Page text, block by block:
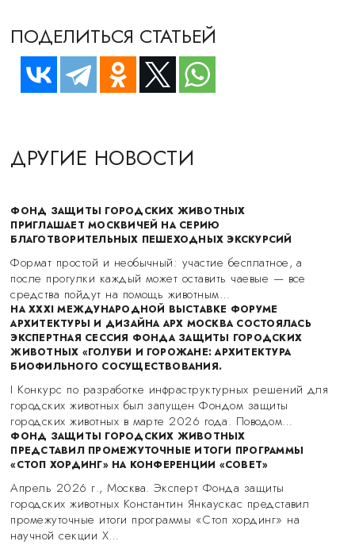
ПОДЕЛИТЬСЯ СТАТЬЕЙ
ДРУГИЕ НОВОСТИ
ФОНД ЗАЩИТЫ ГОРОДСКИХ ЖИВОТНЫХ
ПРИГЛАШАЕТ МОСКВИЧЕЙ НА СЕРИЮ
БЛАГОТВОРИТЕЛЬНЫХ ПЕШЕХОДНЫХ ЭКСКУРСИЙ
Формат простой и необычный: участие бесплатное, а
после прогулки каждый может оставить чаевые — все
средства пойдут на помощь животным…
НА XXXI МЕЖДУНАРОДНОЙ ВЫСТАВКЕ ФОРУМЕ
АРХИТЕКТУРЫ И ДИЗАЙНА АРХ МОСКВА СОСТОЯЛАСЬ
ЭКСПЕРТНАЯ СЕССИЯ ФОНДА ЗАЩИТЫ ГОРОДСКИХ
ЖИВОТНЫХ «ГОЛУБИ И ГОРОЖАНЕ: АРХИТЕКТУРА
БИОФИЛЬНОГО СОСУЩЕСТВОВАНИЯ.
I Конкурс по разработке инфраструктурных решений для
городских животных был запущен Фондом защиты
городских животных в марте 2026 года. Поводом…
ФОНД ЗАЩИТЫ ГОРОДСКИХ ЖИВОТНЫХ
ПРЕДСТАВИЛ ПРОМЕЖУТОЧНЫЕ ИТОГИ ПРОГРАММЫ
«СТОП ХОРДИНГ» НА КОНФЕРЕНЦИИ «СОВЕТ»
Апрель 2026 г., Москва. Эксперт Фонда защиты
городских животных Константин Янкаускас представил
промежуточные итоги программы «Стоп хординг» на
научной секции X…